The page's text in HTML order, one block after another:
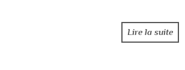
Lire la suite